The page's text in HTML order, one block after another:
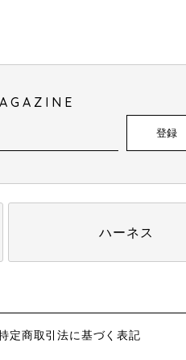
登録
ハーネス
定商取引法に基づく表記